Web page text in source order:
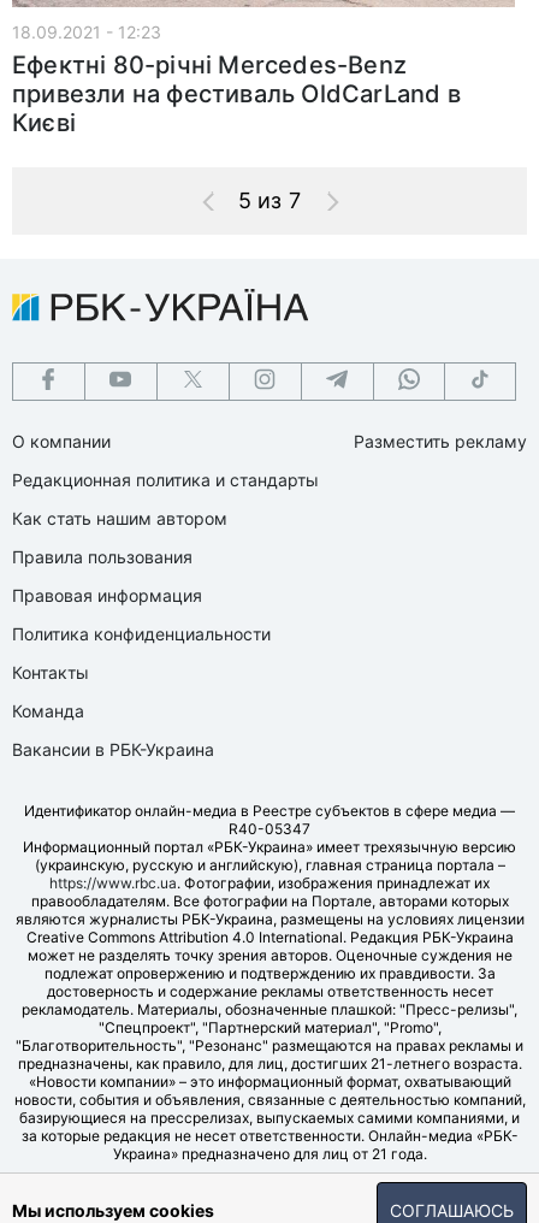
18.09.2021 - 12:23
Ефектні 80-річні Mercedes-Benz
привезли на фестиваль OldCarLand в
Києві
5 из 7
О компании
Редакционная политика и стандарты
Как стать нашим автором
Правила пользования
Правовая информация
Политика конфиденциальности
Контакты
Команда
Вакансии в РБК-Украина
Разместить рекламу
Идентификатор онлайн-медиа в Реестре субъектов в сфере медиа —
R40-05347
Информационный портал «РБК-Украина» имеет трехязычную версию
(украинскую, русскую и английскую), главная страница портала –
https://www.rbc.ua. Фотографии, изображения принадлежат их
правообладателям. Все фотографии на Портале, авторами которых
являются журналисты РБК-Украина, размещены на условиях лицензии
Creative Commons Attribution 4.0 International. Редакция РБК-Украина
может не разделять точку зрения авторов. Оценочные суждения не
подлежат опровержению и подтверждению их правдивости. За
достоверность и содержание рекламы ответственность несет
рекламодатель. Материалы, обозначенные плашкой: "Пресс-релизы",
"Спецпроект", "Партнерский материал", "Promo",
"Благотворительность", "Резонанс" размещаются на правах рекламы и
предназначены, как правило, для лиц, достигших 21-летнего возраста.
«Новости компании» – это информационный формат, охватывающий
новости, события и объявления, связанные с деятельностью компаний,
базирующиеся на прессрелизах, выпускаемых самими компаниями, и
за которые редакция не несет ответственности. Онлайн-медиа «РБК-
Украина» предназначено для лиц от 21 года.
© LLC "UBT MEDIA", 2006-2026.
Мы используем cookies СОГЛАШАЮСЬ